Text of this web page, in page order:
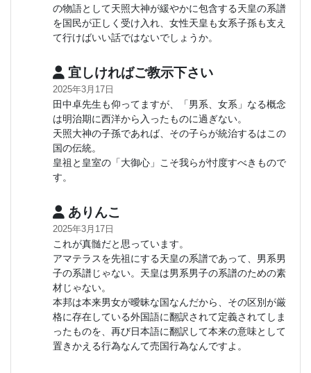
の物語として天照大神が緩やかに包含する天皇の系譜
を国民が正しく受け入れ、女性天皇も女系子孫も支え
て行けばいい話ではないでしょうか。
宜しければご教示下さい
2025年3月17日
田中卓先生も仰ってますが、「男系、女系」なる概念
は明治期に西洋から入ったものに過ぎない。
天照大神の子孫であれば、その子らが統治するはこの
国の伝統。
皇祖と皇室の「大御心」こそ我らが忖度すべきもので
す。
ありんこ
2025年3月17日
これが真髄だと思っています。
アマテラスを先祖にする天皇の系譜であって、男系男
子の系譜じゃない。天皇は男系男子の系譜のための素
材じゃない。
本邦は本来男女が曖昧な国なんだから、その区別が厳
格に存在している外国語に翻訳されて定義されてしま
ったものを、再び日本語に翻訳して本来の意味として
置きかえる行為なんて売国行為なんですよ。